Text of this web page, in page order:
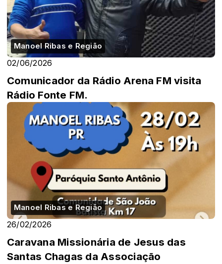
Manoel Ribas e Região
02/06/2026
Comunicador da Rádio Arena FM visita
Rádio Fonte FM.
Manoel Ribas e Região
26/02/2026
Caravana Missionária de Jesus das
Santas Chagas da Associação